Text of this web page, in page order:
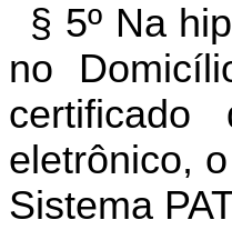
§ 5º Na
no
eletrônico,
Sistema